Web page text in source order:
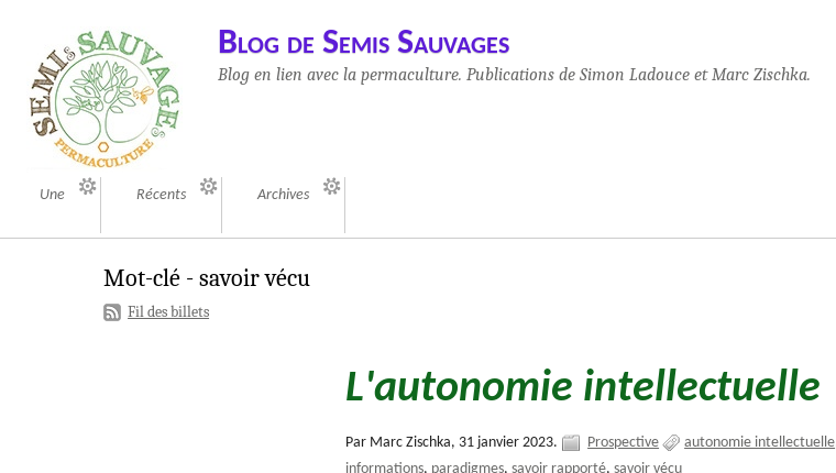
Blog de Semis Sauvages
Blog en lien avec la permaculture. Publications de Simon Ladouce et Marc Zischka.
Une Récents Archives
Mot-clé - savoir vécu
Fil des billets
L'autonomie intellectuelle
Par Marc Zischka, 31 janvier 2023. Prospective autonomie intellectuelle
informations paradigmes savoir rapporté savoir vécu